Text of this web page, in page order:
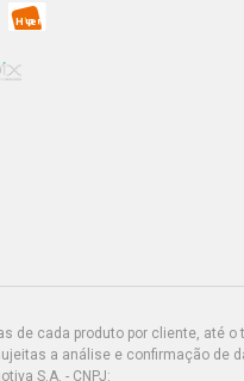
SPORT PICKUP 1.8 8V
(2004 - 2012) MODELO
cada produto por cliente, até
a análise e confirmação de
S.A. - CNPJ: